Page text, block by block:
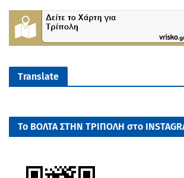
Translate
Το ΒΟΛΤΑ ΣΤΗΝ ΤΡΙΠΟΛΗ στο